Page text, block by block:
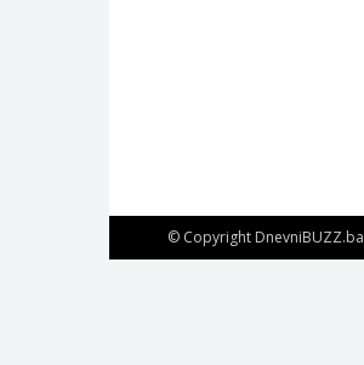
© Copyright DnevniBUZZ.ba